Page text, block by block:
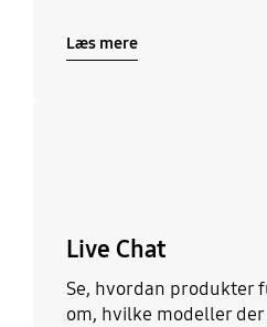
Læs mere
Live Chat
Se, hvordan produkter
om, hvilke modeller